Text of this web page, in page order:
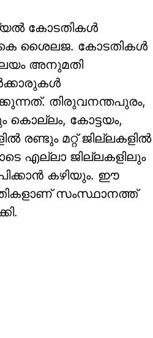
കോടതികള്‍
കെ ശൈലജ. കോടതികള്‍
അനുമതി
തിരുവനന്തപുരം,
കൊല്ലം, കോട്ടയം,
രണ്ടും മറ്റ് ജില്ലകളില്‍
എല്ലാ ജില്ലകളിലും
കഴിയും. ഈ
സംസ്ഥാനത്ത്